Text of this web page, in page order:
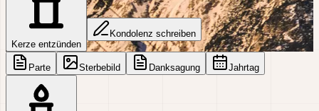
Kerze entzünden
Kondolenz schreiben
Parte Sterbebild Danksagung Jahrtag